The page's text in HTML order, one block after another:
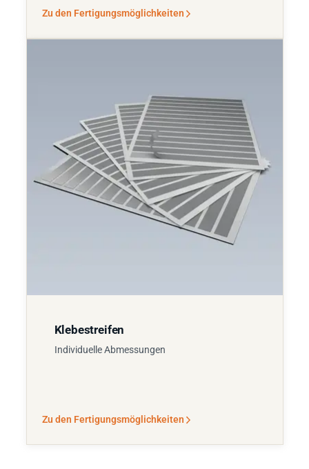
Zu den Fertigungsmöglichkeiten
Klebestreifen
Individuelle Abmessungen
Zu den Fertigungsmöglichkeiten